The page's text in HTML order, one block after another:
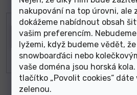
nakupování na top úrovni, ale
dokážeme nabídnout obsah
vašim preferencím.
lyžemi, když budeme vědět,
snowboarďáci nebo
vaše doména jsou horská
tlačítko „Povolit cookies“ dáte
zelenou.
E-mail